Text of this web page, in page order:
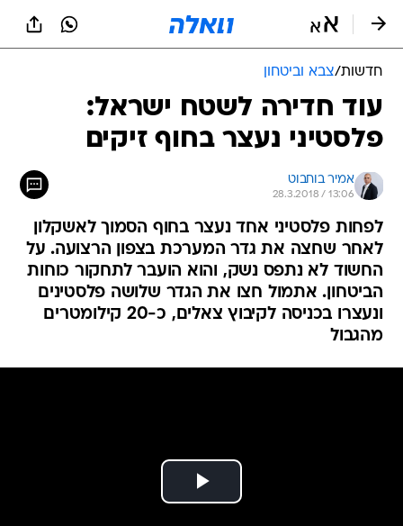
חדשות/צבא וביטחון
עוד חדירה לשטח ישראל:
פלסטיני נעצר בחוף זיקים
אמיר בוחבוט
28.3.2018 / 13:06
לפחות פלסטיני אחד נעצר בחוף הסמוך לאשקלון
לאחר שחצה את גדר המערכת בצפון הרצועה. על
החשוד לא נתפס נשק, והוא הועבר לתחקור כוחות
הביטחון. אתמול חצו את הגדר שלושה פלסטינים
ונעצרו בכניסה לקיבוץ צאלים, כ-20 קילומטרים
מהגבול